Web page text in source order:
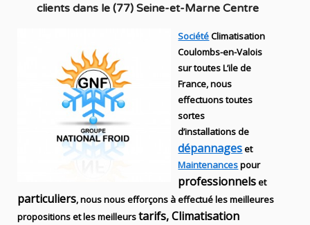
clients dansle (77) Seine-et-Marne Centre
SociétéClimatisation
Coulombs-en-Valois
sur toutes L’ile de
France, nous
effectuons toutes
sortes
d’installationsde
dépannageset
Maintenancespour
professionnelset
particuliers, nous nous efforçons à effectué les meilleures
propositions et les meilleurstarifs, Climatisation